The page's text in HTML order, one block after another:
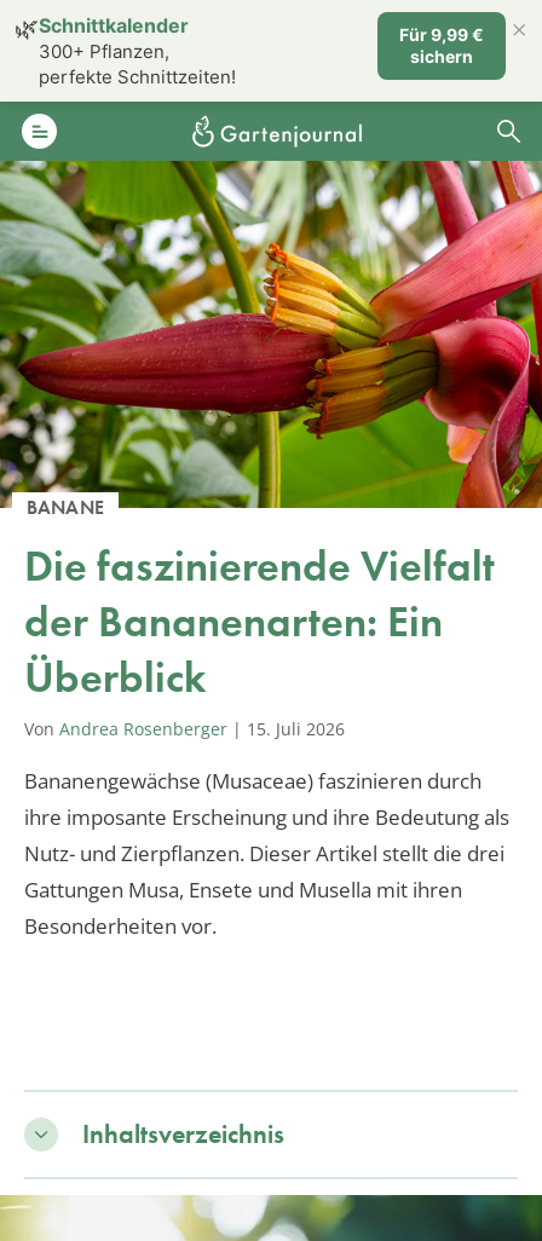
BANANE
Die faszinierende Vielfalt
der Bananenarten: Ein
Überblick
Von Andrea Rosenberger | 15. Juli 2026
Bananengewächse (Musaceae) faszinieren durch
ihre imposante Erscheinung und ihre Bedeutung als
Nutz- und Zierpflanzen. Dieser Artikel stellt die drei
Gattungen Musa, Ensete und Musella mit ihren
Besonderheiten vor.
Inhaltsverzeichnis
🌿Schnittkalender
300+ Pflanzen,
perfekte Schnittzeiten!
Für 9,99 €
sichern
×